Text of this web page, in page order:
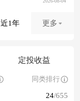
近1年 更多
定投收益
同类排行
24/655